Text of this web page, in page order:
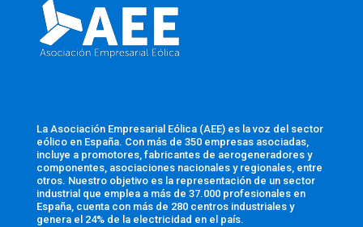
La Asociación Empresarial Eólica (AEE) es la voz del sector
eólico en España. Con más de 350 empresas asociadas,
incluye a promotores, fabricantes de aerogeneradores y
componentes, asociaciones nacionales y regionales, entre
otros. Nuestro objetivo es la representación de un sector
industrial que emplea a más de 37.000 profesionales en
España, cuenta con más de 280 centros industriales y
genera el 24% de la electricidad en el país.